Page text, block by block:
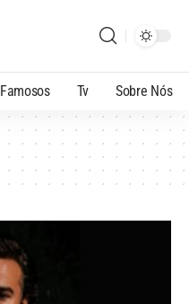
Famosos Tv Sobre Nós